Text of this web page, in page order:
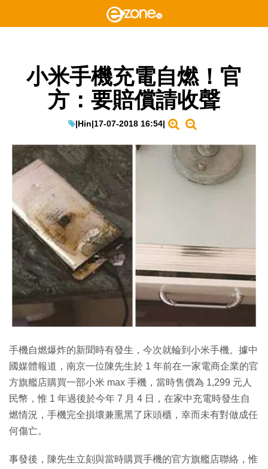
小米手機充電自燃！官
方：要賠償請收聲
|Hin|17-07-2018 16:54|
手機自燃爆炸的新聞時有發生，今次就輪到小米手機。據中
國媒體報道，南京一位陳先生於 1 年前在一家電商企業的官
方旗艦店購買一部小米 max 手機，當時售價為 1,299 元人
民幣，惟 1 年過後於今年 7 月 4 日，在家中充電時發生自
燃情況，手機完全損壞兼熏黑了床頭櫃，幸而未有對做成任
何傷亡。
事發後，陳先生立刻與當時購買手機的官方旗艦店聯絡，惟